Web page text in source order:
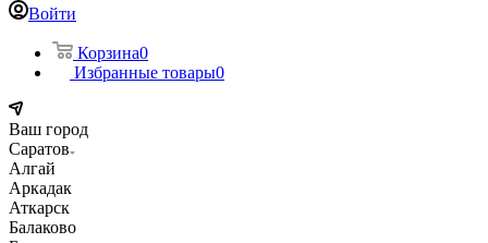
Войти
Корзина0
Избранные товары0
Ваш город
Саратов
Алгай
Аркадак
Аткарск
Балаково